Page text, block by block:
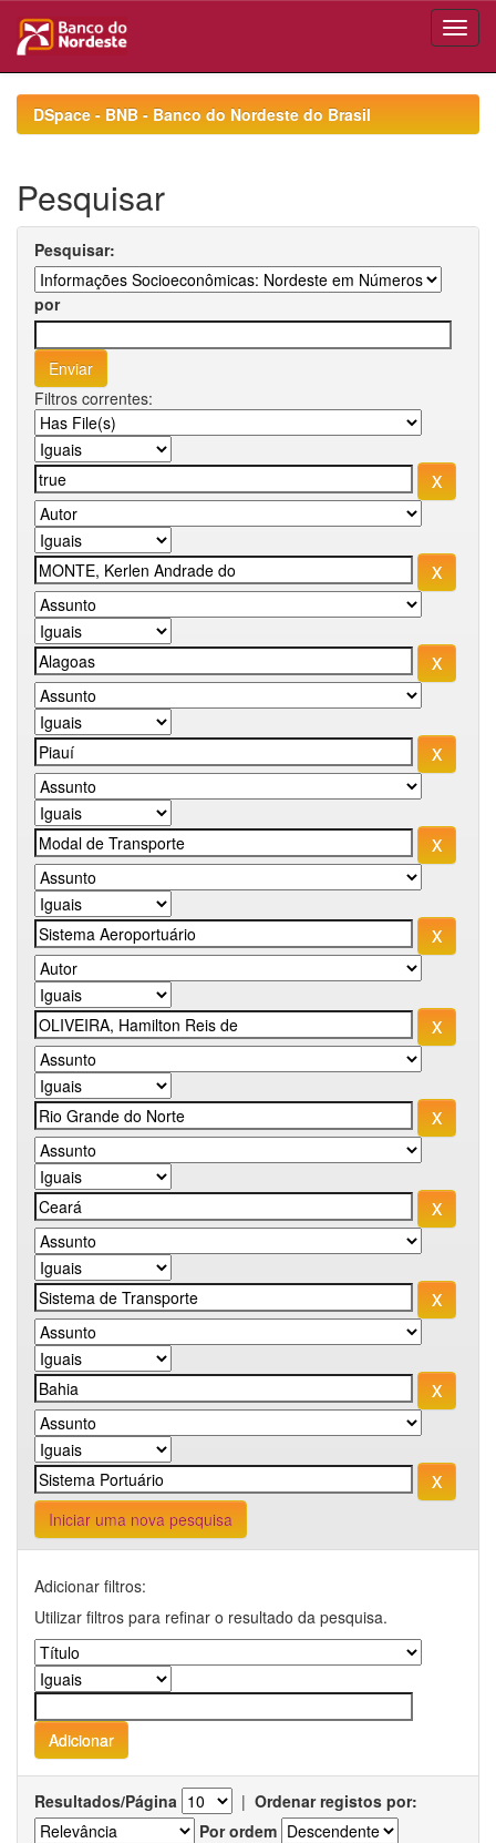
navigationDSpace - BNB - Banco do Nordeste do Brasil
Pesquisar
Pesquisar:
por
Filtros correntes:
Iniciar uma nova pesquisa
Adicionar filtros:
Utilizar filtros para refinar o resultado da pesquisa.
Resultados/Página | Ordenar registos por:
Por ordem